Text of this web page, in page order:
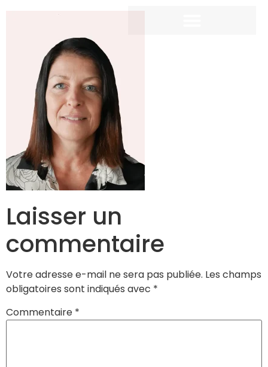
Laisser un
commentaire
Votre adresse e-mail ne sera pas publiée. Les champs
obligatoires sont indiqués avec *
Commentaire *